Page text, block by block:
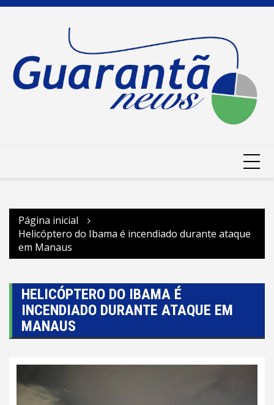
Ir
Página inicial
Helicóptero do Ibama é incendiado durante ataque
em Manaus
HELICÓPTERO DO IBAMA É
INCENDIADO DURANTE ATAQUE EM
MANAUS